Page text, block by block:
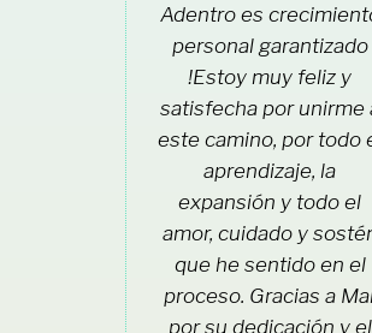
Adentro es
personal garantizado
!Estoy muy feliz y
satisfecha por unirme
este camino, por todo
aprendizaje, la
expansión y todo el
amor, cuidado y
que he sentido en el
proceso. Gracias a
por su dedicación y el